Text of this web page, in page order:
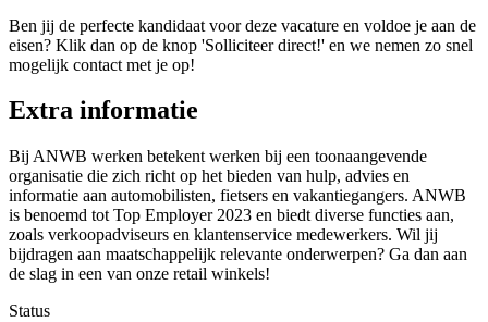
Ben jij de perfecte kandidaat voor deze vacature en voldoe je aan de
eisen? Klik dan op de knop 'Solliciteer direct!' en we nemen zo snel
mogelijk contact met je op!
Extra informatie
Bij ANWB werken betekent werken bij een toonaangevende
organisatie die zich richt op het bieden van hulp, advies en
informatie aan automobilisten, fietsers en vakantiegangers. ANWB
is benoemd tot Top Employer 2023 en biedt diverse functies aan,
zoals verkoopadviseurs en klantenservice medewerkers. Wil jij
bijdragen aan maatschappelijk relevante onderwerpen? Ga dan aan
de slag in een van onze retail winkels!
Status